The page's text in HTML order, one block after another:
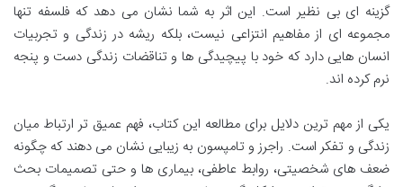
گزینه ای بی نظیر است. این اثر به شما نشان می دهد که فلسفه تنها
مجموعه ای از مفاهیم انتزاعی نیست، بلکه ریشه در زندگی و تجربیات
انسان هایی دارد که خود با پیچیدگی ها و تناقضات زندگی دست و پنجه
نرم کرده اند.
یکی از مهم ترین دلایل برای مطالعه این کتاب، فهم عمیق تر ارتباط میان
زندگی و تفکر است. راجرز و تامپسون به زیبایی نشان می دهند که چگونه
ضعف های شخصیتی، روابط عاطفی، بیماری ها و حتی تصمیمات بحث